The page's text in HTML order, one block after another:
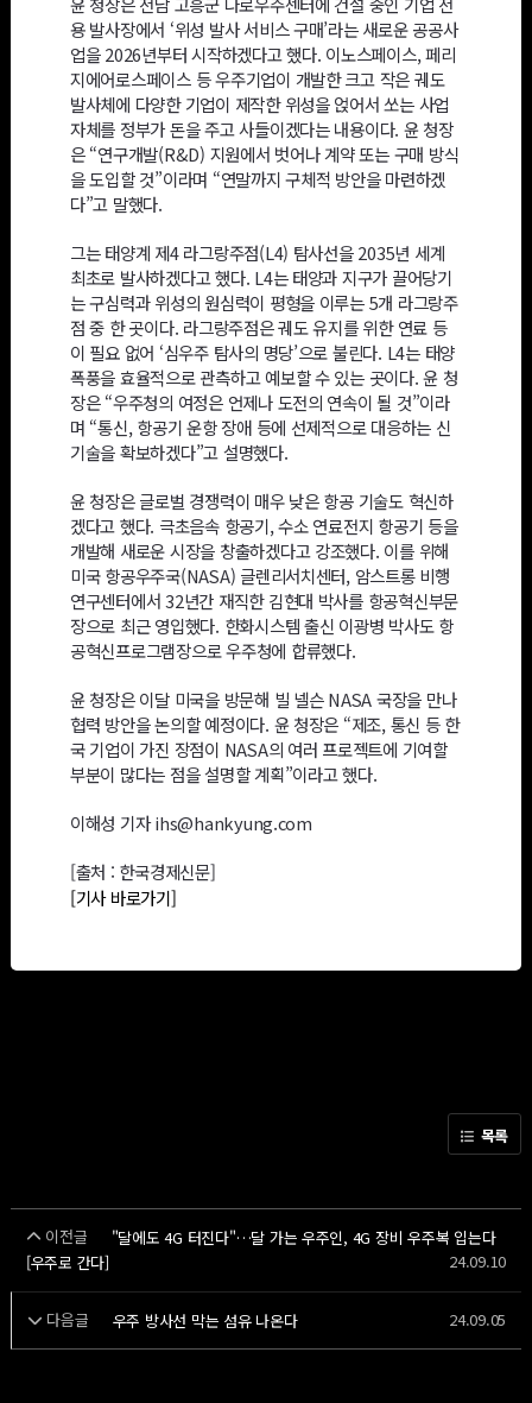
용 발사장에서 ‘위성 발사 서비스 구매’라는 새로운 공공사
업을 2026년부터 시작하겠다고 했다. 이노스페이스, 페리
지에어로스페이스 등 우주기업이 개발한 크고 작은 궤도
발사체에 다양한 기업이 제작한 위성을 얹어서 쏘는 사업
자체를 정부가 돈을 주고 사들이겠다는 내용이다. 윤 청장
은 “연구개발(R&D) 지원에서 벗어나 계약 또는 구매 방식
을 도입할 것”이라며 “연말까지 구체적 방안을 마련하겠
다”고 말했다.
그는 태양계 제4 라그랑주점(L4) 탐사선을 2035년 세계
최초로 발사하겠다고 했다. L4는 태양과 지구가 끌어당기
는 구심력과 위성의 원심력이 평형을 이루는 5개 라그랑주
점 중 한 곳이다. 라그랑주점은 궤도 유지를 위한 연료 등
이 필요 없어 ‘심우주 탐사의 명당’으로 불린다. L4는 태양
폭풍을 효율적으로 관측하고 예보할 수 있는 곳이다. 윤 청
장은 “우주청의 여정은 언제나 도전의 연속이 될 것”이라
며 “통신, 항공기 운항 장애 등에 선제적으로 대응하는 신
기술을 확보하겠다”고 설명했다.
윤 청장은 글로벌 경쟁력이 매우 낮은 항공 기술도 혁신하
겠다고 했다. 극초음속 항공기, 수소 연료전지 항공기 등을
개발해 새로운 시장을 창출하겠다고 강조했다. 이를 위해
미국 항공우주국(NASA) 글렌리서치센터, 암스트롱 비행
연구센터에서 32년간 재직한 김현대 박사를 항공혁신부문
장으로 최근 영입했다. 한화시스템 출신 이광병 박사도 항
공혁신프로그램장으로 우주청에 합류했다.
윤 청장은 이달 미국을 방문해 빌 넬슨 NASA 국장을 만나
협력 방안을 논의할 예정이다. 윤 청장은 “제조, 통신 등 한
국 기업이 가진 장점이 NASA의 여러 프로젝트에 기여할
부분이 많다는 점을 설명할 계획”이라고 했다.
이해성 기자 ihs@hankyung.com
[출처 : 한국경제신문]
[기사 바로가기]
목록
이전글
"달에도 4G 터진다"…달 가는 우주인, 4G 장비 우주복 입는다
[우주로 간다]
24.09.10
다음글 우주 방사선 막는 섬유 나온다 24.09.05